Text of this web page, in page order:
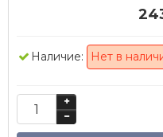
Наличие: Нет в